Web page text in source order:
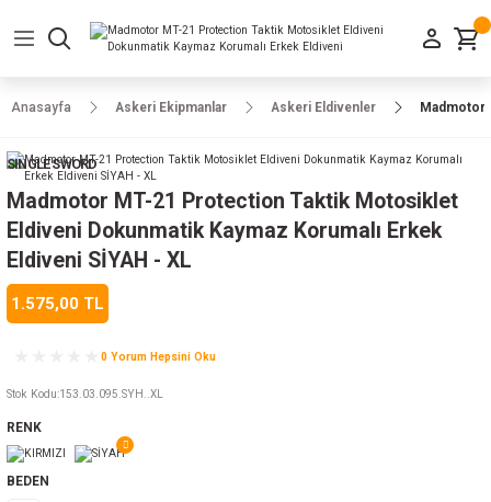
Geri Dön
Geri Dön
Combat
Geri Dön
Geri Dön
Geri Dön
Geri Dön
Geri Dön
Anasayfa Askeri Ekipmanlar Askeri Eldivenler Madmotor
SINGLE SWORD
Madmotor MT-21 Protection Taktik Motosiklet
Eldiveni Dokunmatik Kaymaz Korumalı Erkek
Eldiveni SİYAH - XL
1.575,00 TL
0 Yorum Hepsini Oku
Stok Kodu:153.03.095.SYH..XL
RENK
BEDEN